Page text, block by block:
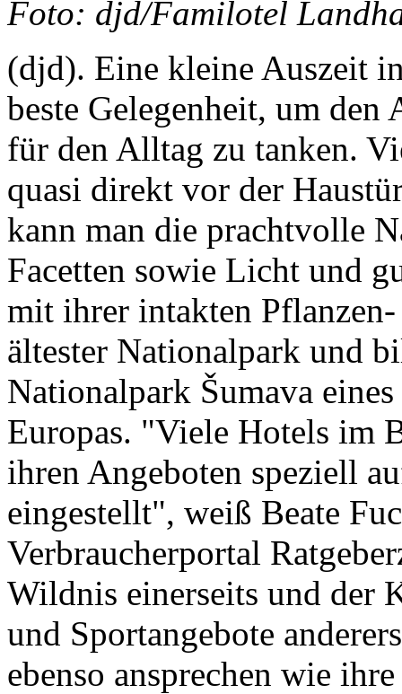
Foto: djd/Familotel
(djd). Eine kleine Auszeit
beste Gelegenheit, um
für den Alltag zu tanken.
quasi direkt vor der
kann man die prachtvolle
Facetten sowie Licht und
mit ihrer intakten
ältester Nationalpark und
Nationalpark Šumava
Europas. "Viele Hotels im
ihren Angeboten speziell
eingestellt", weiß Beate
Verbraucherportal
Wildnis einerseits und der
und Sportangebote
ebenso ansprechen wie